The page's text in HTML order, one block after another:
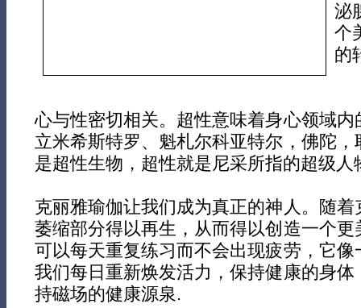
泌
个
的
心与性密切相关。超性意味着身心领域
立米希斯特罗、魁札尔科亚特尔，佛陀
是超性生物，超性就是尼采所指的超级人
克丽雅瑜伽让我们成为真正的神人。随
萎缩部分得以再生，从而得以创造一个
可以每天重复练习而不会出现疲劳，它
我们每日重新焕发活力，保持健康的身
持磁场的健康源泉.